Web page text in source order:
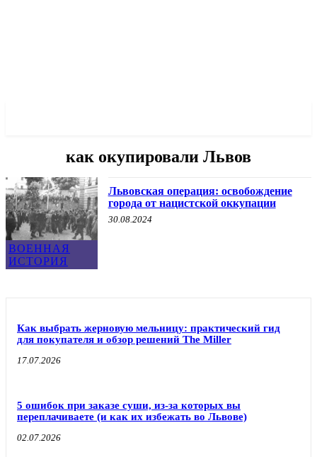
как окупировали Львов
ВОЕННАЯ
ИСТОРИЯ
Львовская операция: освобождение
города от нацистской оккупации
30.08.2024
Как выбрать жерновую мельницу: практический гид
для покупателя и обзор решений The Miller
17.07.2026
5 ошибок при заказе суши, из-за которых вы
переплачиваете (и как их избежать во Львове)
02.07.2026